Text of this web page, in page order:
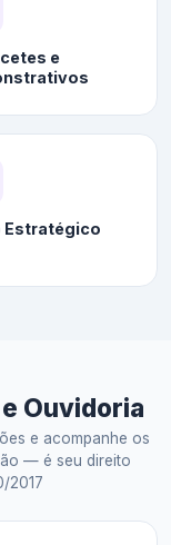
e
Estratégico
Ouvidoria
e acompanhe os
— é seu direito
2017